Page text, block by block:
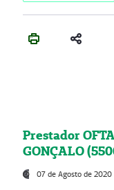
Prestador
GONÇALO
07 de Agosto de 2020